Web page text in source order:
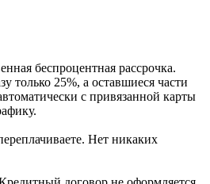
беспроцентная рассрочка.
только 25%, а оставшиеся части
с привязанной карты
Нет никаких